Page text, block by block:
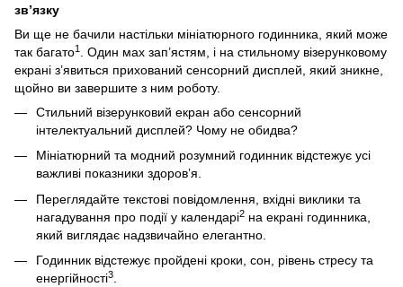
зв’язку
Ви ще не бачили настільки мініатюрного годинника, який може
так багато1
. Один мах зап’ястям, і на стильному візерунковому
екрані з’явиться прихований сенсорний дисплей, який зникне,
щойно ви завершите з ним роботу.
Стильний візерунковий екран або сенсорний
інтелектуальний дисплей? Чому не обидва?
Мініатюрний та модний розумний годинник відстежує усі
важливі показники здоров’я.
Переглядайте текстові повідомлення, вхідні виклики та
нагадування про події у календарі2 на екрані годинника,
який виглядає надзвичайно елегантно.
Годинник відстежує пройдені кроки, сон, рівень стресу та
енергійності3